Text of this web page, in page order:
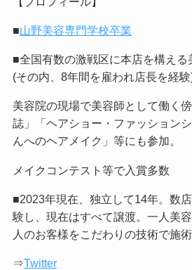
■山野美容専門学校卒業
■全国有数の激戦区に本店を構える
(その内、8年間を雇われ店長を経
美容院の現場で美容師として働く
誌」「ヘアショー・ファッション
んへのヘアメイク」等にも参加。
メイクコンテスト等で入賞多数
■2023年現在、独立して14年。数
験し、現在はすべて譲渡。一人美
人のお客様をこだわりの技術で施術
⇒Twitter